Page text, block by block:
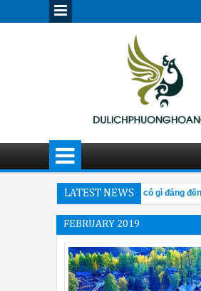
LATEST NEWS
Cửu Trại Câu mùa đông có gì đáng đến?
FEBRUARY 2019